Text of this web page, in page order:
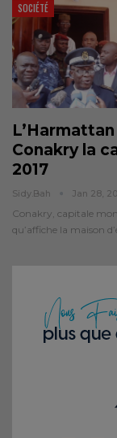
SOCIÉTÉ
Conakry la
2017
Sidy.bah Jan 28,
Conakry, capitale
qu’affiche la maison